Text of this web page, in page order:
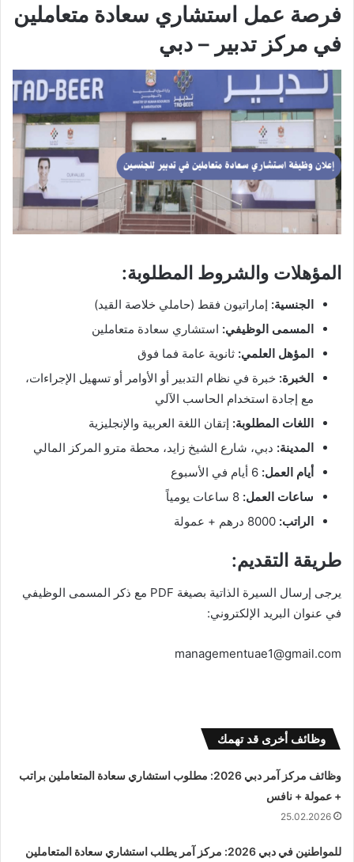
فرصة عمل استشاري سعادة متعاملين
في مركز تدبير – دبي
المؤهلات والشروط المطلوبة:
الجنسية: إماراتيون فقط (حاملي خلاصة القيد)
المسمى الوظيفي: استشاري سعادة متعاملين
المؤهل العلمي: ثانوية عامة فما فوق
الخبرة: خبرة في نظام التدبير أو الأوامر أو تسهيل الإجراءات،
مع إجادة استخدام الحاسب الآلي
اللغات المطلوبة: إتقان اللغة العربية والإنجليزية
المدينة: دبي، شارع الشيخ زايد، محطة مترو المركز المالي
أيام العمل:
ساعات العمل:
الراتب:
طريقة التقديم:
يرجى إرسال السيرة الذاتية بصيغة PDF مع ذكر المسمى الوظيفي
في عنوان البريد الإلكتروني:
managementuae1@gmail.com
وظائف أخرى قد تهمك
وظائف مركز آمر دبي 2026: مطلوب استشاري سعادة المتعاملين براتب
+ عمولة + نافس
25.02.2026
للمواطنين في دبي 2026: مركز آمر يطلب استشاري سعادة المتعاملين